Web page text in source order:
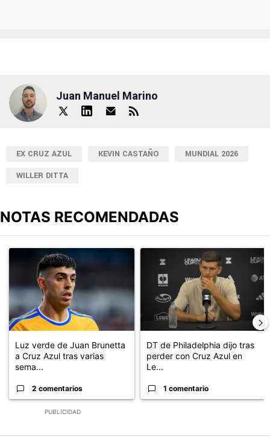
Juan Manuel Marino
EX CRUZ AZUL KEVIN CASTAÑO
MUNDIAL 2026
WILLER DITTA
NOTAS RECOMENDADAS
PUBLICIDAD
Un artículo de tendencia con el título "Luz verde de Juan
Luz verde de Juan Brunetta
a Cruz Azul tras varias
sema...
2 comentarios
Un artículo de tendencia con
DT de Philadelphia dijo tras
perder con Cruz Azul en
Le...
1 comentario